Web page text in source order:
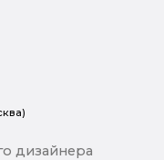
дизайнера